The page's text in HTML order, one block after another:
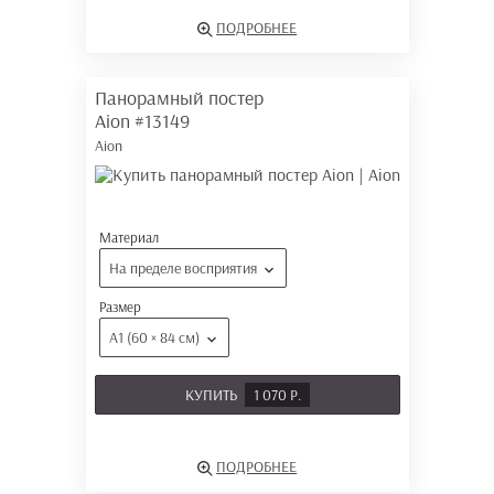
ПОДРОБНЕЕ
Панорамный постер
Aion #13149
Aion
Материал
На пределе восприятия
Размер
А1 (60 × 84 см)
КУПИТЬ 1 070 Р.
ПОДРОБНЕЕ